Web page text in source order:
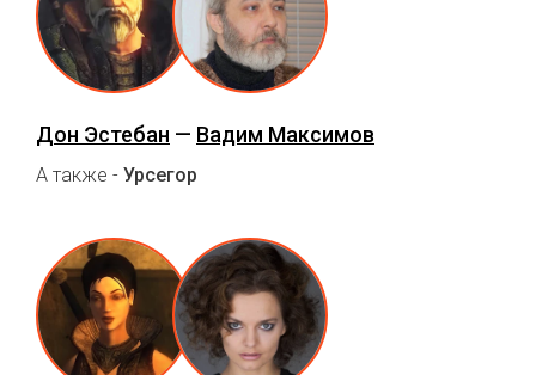
Дон Эстебан — Вадим Максимов
А также - Урсегор